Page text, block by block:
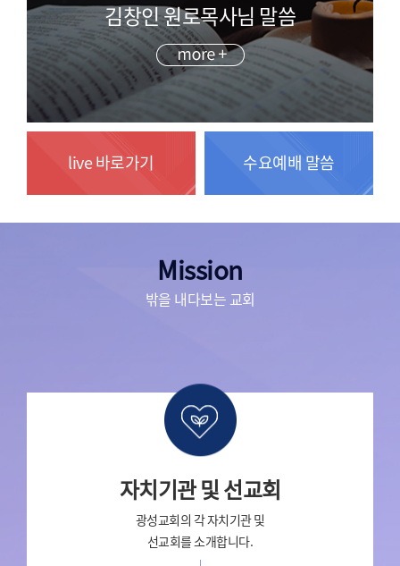
김창인 원로목사님 말씀
live 바로가기 수요예배 말씀
Mission
밖을 내다보는 교회
자치기관 및 선교회
광성교회의 각 자치기관 및
선교회를 소개합니다.